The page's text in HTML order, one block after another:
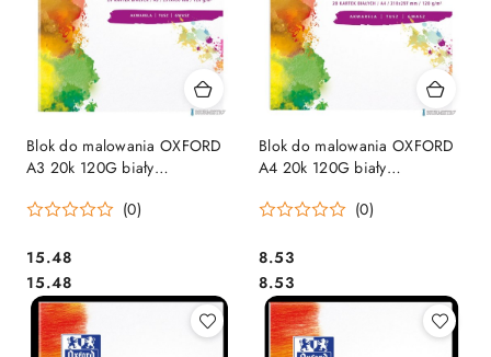
Blok do malowania OXFORD
A3 20k 120G biały
(0)
Cena:
15.48
Cena:
15.48
Blok do malowania OXFORD
A4 20k 120G biały
(0)
Cena:
8.53
Cena:
8.53